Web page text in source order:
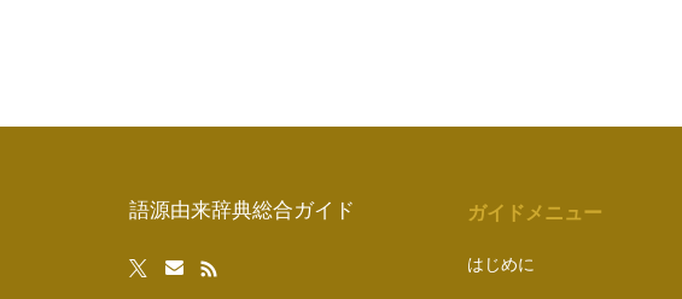
ガイドメニュー
はじめに
語源由来辞典総合ガイド